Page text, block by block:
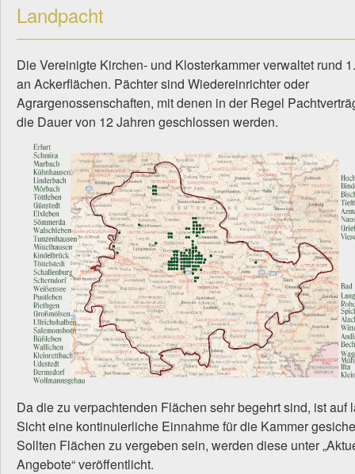
Landpacht
Die Vereinigte Kirchen- und Klosterkammer verwaltet rund
an Ackerflächen. Pächter sind Wiedereinrichter oder
Agrargenossenschaften, mit denen in der Regel
die Dauer von 12 Jahren geschlossen werden.
Da die zu verpachtenden Flächen sehr begehrt sind, ist auf
Sicht eine kontinuierliche Einnahme für die Kammer
Sollten Flächen zu vergeben sein, werden diese unter
Angebote“ veröffentlicht.